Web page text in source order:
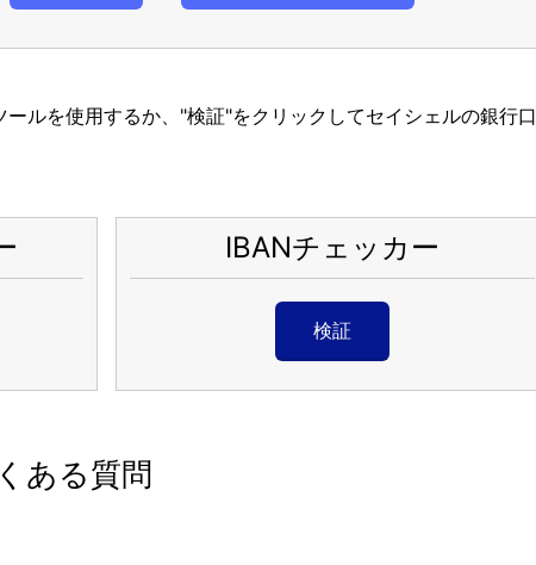
ルを使用するか、"検証"をクリックしてセイシェルの銀行口
IBANチェッカー
検証
ある質問